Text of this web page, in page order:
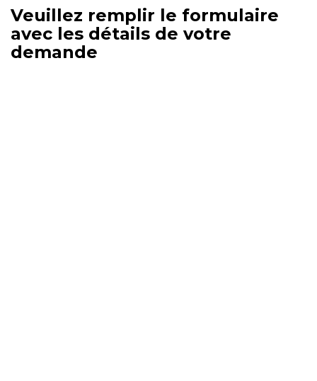
Veuillez remplir le formulaire
avec les détails de votre
demande